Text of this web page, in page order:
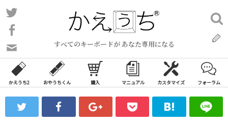
コ
ン
ン
ツ
ス
ッ
すべてのキーボードが あなた専用になる
い
合
わ
フ
ォ
検
索:
かえうち2 おやうちくん 購入 マニュアル カスタマイズ フォーラム